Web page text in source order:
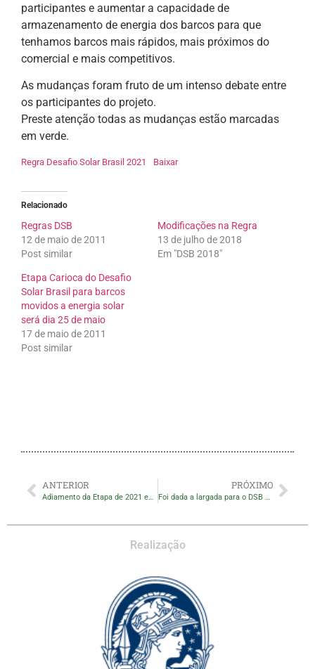
participantes e aumentar a capacidade de
armazenamento de energia dos barcos para que
tenhamos barcos mais rápidos, mais próximos do
comercial e mais competitivos.
As mudanças foram fruto de um intenso debate entre
os participantes do projeto.
Preste atenção todas as mudanças estão marcadas
em verde.
Regra Desafio Solar Brasil 2021 Baixar
Relacionado
Regras DSB
12 de maio de 2011
Post similar
Modificações na Regra
13 de julho de 2018
Em "DSB 2018"
Etapa Carioca do Desafio
Solar Brasil para barcos
movidos a energia solar
será dia 25 de maio
17 de maio de 2011
Post similar
ANTERIOR PRÓXIMO
Realização